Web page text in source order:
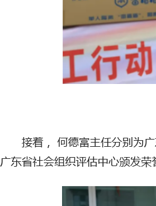
接着， 何德富主任分别为
广东省社会组织评估中心颁发荣